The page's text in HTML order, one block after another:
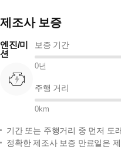
제조사 보증
엔진/미
션
보증 기간
0년
주행 거리
0km
기간 또는 주행거리 중 먼저 도
정확한 제조사 보증 만료일은